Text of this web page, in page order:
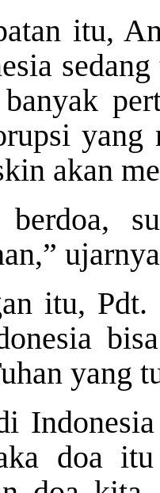
itu,
yang
akan
itu,
yang
doa